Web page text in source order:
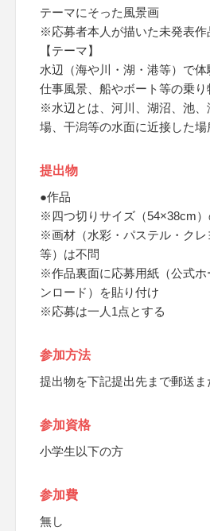
テーマにそった風景画
※応募者本人が描いた未発表作
【テーマ】
水辺（海や川・湖・港等）で体
仕事風景、船やボート等の乗
※水辺とは、河川、湖沼、池、
場、干潟等の水面に近接した場
提出物
●作品
※四つ切りサイズ（54×38cm）
※画材（水彩・パステル・クレ
等）は不問
※作品裏面に応募用紙（公式ホ
ンロード）を貼り付け
※応募は一人1点とする
参加方法
提出物を下記提出先まで郵送
参加資格
小学生以下の方
参加費
無し